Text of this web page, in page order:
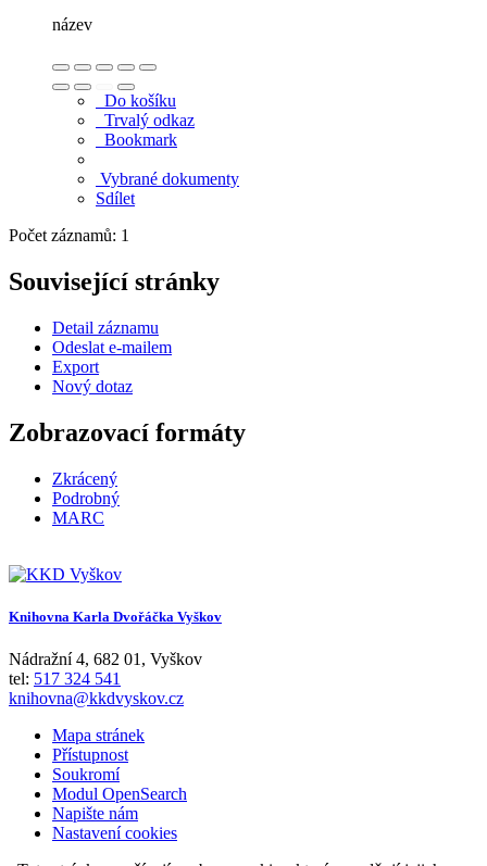
název
Do košíku
Trvalý odkaz
Bookmark
Vybrané dokumenty
Sdílet
Počet záznamů: 1
Související stránky
Detail záznamu
Odeslat e-mailem
Export
Nový dotaz
Zobrazovací formáty
Zkrácený
Podrobný
MARC
Knihovna Karla Dvořáčka Vyškov
Nádražní 4, 682 01 , Vyškov
tel: 517 324 541
knihovna@kkdvyskov.cz
Mapa stránek
Přístupnost
Soukromí
Modul OpenSearch
Napište nám
Nastavení cookies